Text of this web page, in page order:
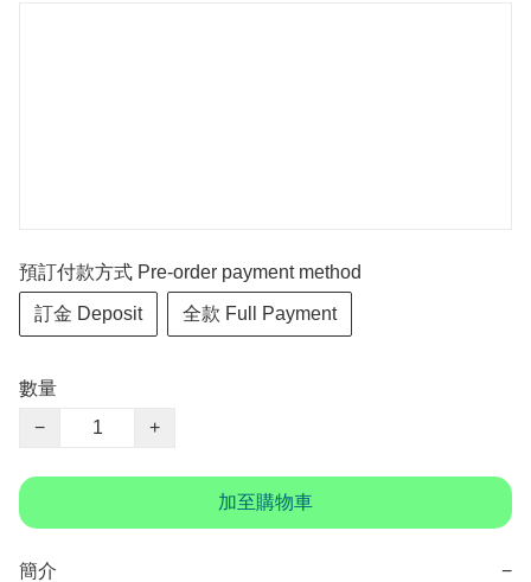
預訂付款方式 Pre-order payment method
訂金 Deposit 全款 Full Payment
數量
−
+
加至購物車
簡介 −